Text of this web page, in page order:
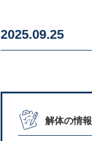
2025.09.25
解体の情報